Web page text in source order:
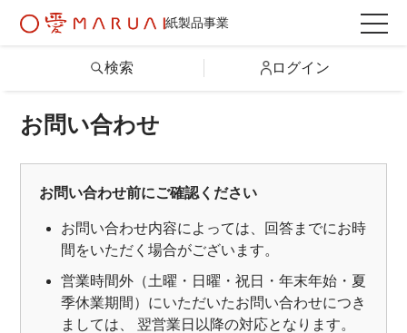
紙製品事業
詳しい条件から探す
製品情報トップ
カテゴリから探す
検索 ログイン
お問い合わせ
お問い合わせ前にご確認ください
お問い合わせ内容によっては、回答までにお時
間をいただく場合がございます。
営業時間外（土曜・日曜・祝日・年末年始・夏
季休業期間）にいただいたお問い合わせにつき
ましては、 翌営業日以降の対応となります。